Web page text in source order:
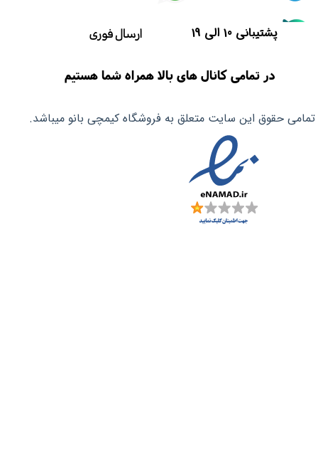
تمامی حقوق این سایت متعلق به فروشگاه کیمچی بانو میباشد.
ارسال فوری پشتیبانی 10 الی 19
در تمامی کانال های بالا همراه شما هستیم